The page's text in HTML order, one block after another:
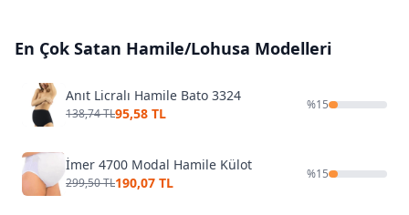
En Çok Satan Hamile/Lohusa Modelleri
Anıt Licralı Hamile Bato 3324
138,74 TL95,58 TL
%15
İmer 4700 Modal Hamile Külot
299,50 TL190,07 TL
%15